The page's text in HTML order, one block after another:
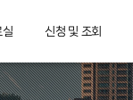
실 신청 및 조회
성적표 리포팅
도착확인